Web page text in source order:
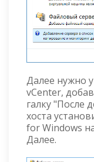
Далее нужно
vCenter,
галку "После
хоста
for Windows
Далее.